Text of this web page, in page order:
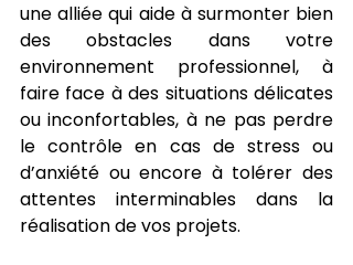
une alliée qui aide à surmonter bien
des obstacles dans votre
environnement professionnel, à
faire face à des situations délicates
ou inconfortables, à ne pas perdre
le contrôle en cas de stress ou
d’anxiété ou encore à tolérer des
attentes interminables dans la
réalisation de vos projets.